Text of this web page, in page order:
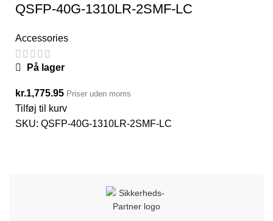
QSFP-40G-1310LR-2SMF-LC
Accessories
På lager
kr.1,775.95 Priser uden moms
Tilføj til kurv
SKU: QSFP-40G-1310LR-2SMF-LC